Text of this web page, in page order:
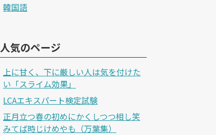
韓国語
人気のページ
上に甘く、下に厳しい人は気を付けた
い「スライム効果」
LCAエキスパート検定試験
正月立つ春の初めにかくしつつ相し笑
みてば時じけめやも（万葉集）